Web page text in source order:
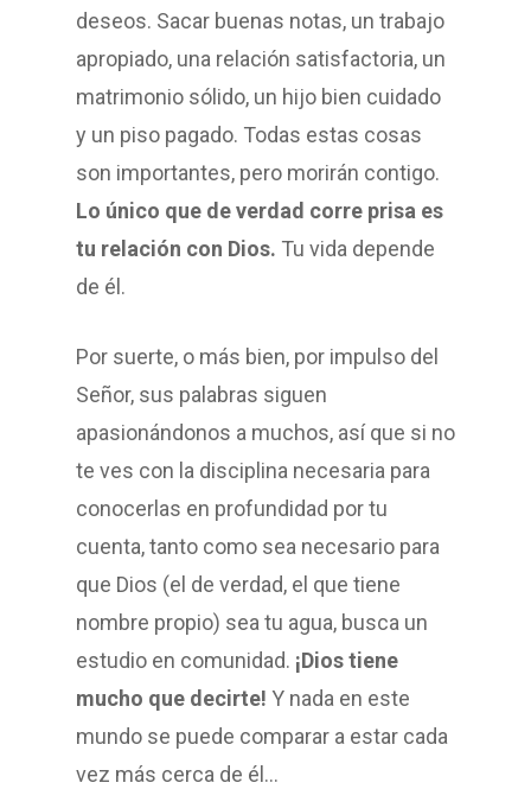
deseos. Sacar buenas notas, un trabajo
apropiado, una relación satisfactoria, un
matrimonio sólido, un hijo bien cuidado
y un piso pagado. Todas estas cosas
son importantes, pero morirán contigo.
Lo único que de verdad corre prisa es
tu relación con Dios. Tu vida depende
de él.
Por suerte, o más bien, por impulso del
Señor, sus palabras siguen
apasionándonos a muchos, así que si no
te ves con la disciplina necesaria para
conocerlas en profundidad por tu
cuenta, tanto como sea necesario para
que Dios (el de verdad, el que tiene
nombre propio) sea tu agua, busca un
estudio en comunidad. ¡Dios tiene
mucho que decirte! Y nada en este
mundo se puede comparar a estar cada
vez más cerca de él…